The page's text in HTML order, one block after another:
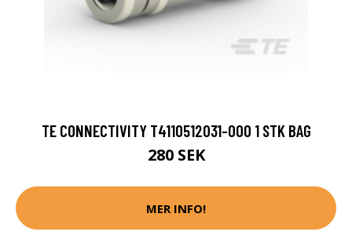
TE CONNECTIVITY T4110512031-000 1 STK BAG
280 SEK
MER INFO!